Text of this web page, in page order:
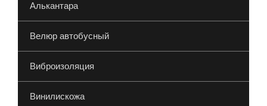
Алькантара
Велюр автобусный
Виброизоляция
Винилискожа